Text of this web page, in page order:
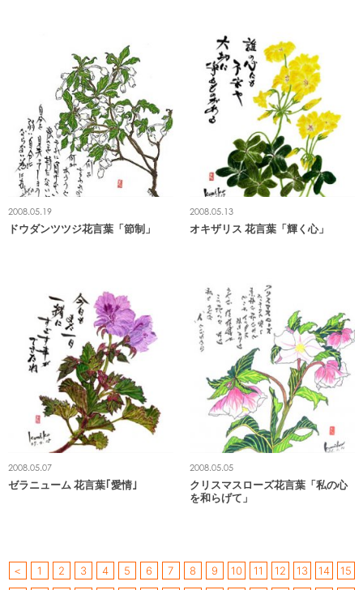
2008.05.19
ドウダンツツジ花言葉「節制」
2008.05.13
オキザリス 花言葉「輝く心」
2008.05.07
ゼラニューム 花言葉｢愛情｣
2008.05.05
クリスマスローズ花言葉「私の心
を和らげて」
＜ 1 2 3 4 5 6 7 8 9 10 11 12 13 14
15